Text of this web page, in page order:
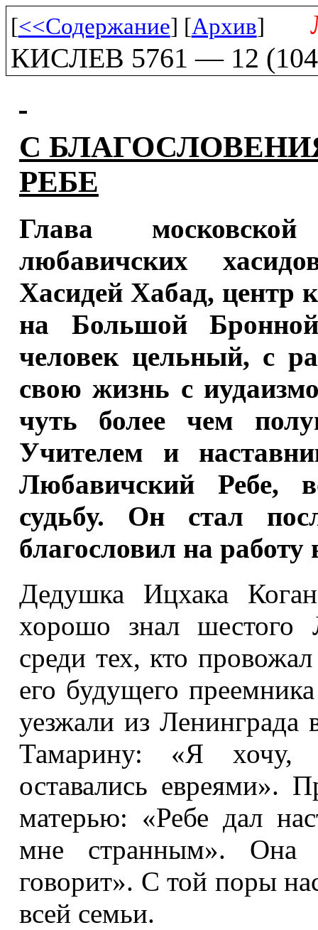
[<<Содержание] [Архив]
КИСЛЕВ 5761 — 12
С
РЕБЕ
Глава
любавичских
Хасидей Хабад, центр
на Большой
человек цельный, с
свою жизнь с
чуть более чем
Учителем и
Любавичский Ребе,
судьбу. Он стал
благословил на работу
Дедушка Ицхака
хорошо знал шестого
среди тех, кто
его будущего
уезжали из Ленинграда
Тамарину: «Я хочу,
оставались евреями».
матерью: «Ребе дал
мне странным». Она
говорит». С той поры
всей семьи.